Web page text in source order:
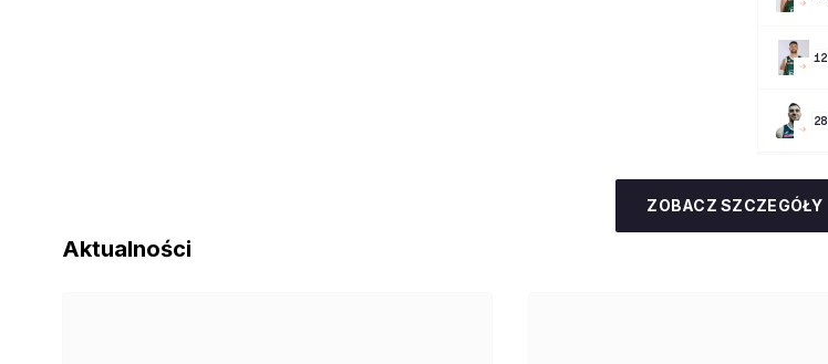
12
28
ZOBACZ SZCZEGÓŁY
Aktualności